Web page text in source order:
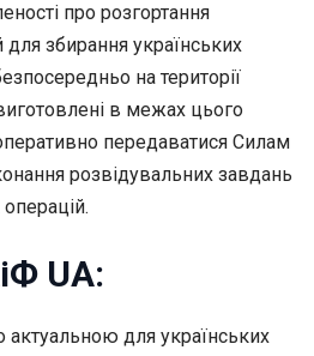
про розгортання
збирання українських
на території
в межах цього
передаватися Силам
розвідувальних завдань
UA:
для українських